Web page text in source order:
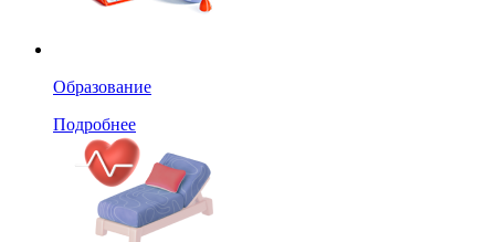
Образование
Подробнее